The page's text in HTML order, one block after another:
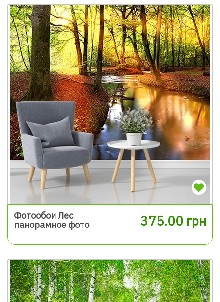
Фотообои Лес
панорамное фото
375.00 грн